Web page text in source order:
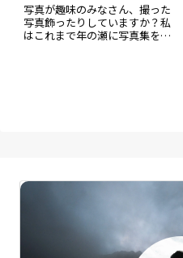
写真が趣味のみなさん、撮った
写真飾ったりしていますか？私
はこれまで年の瀬に写真集を作